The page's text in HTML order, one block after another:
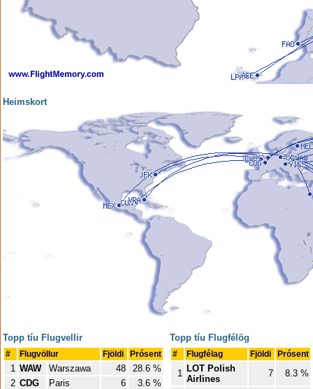
Heimskort
Topp tíu Flugvellir
# Flugvöllur Fjöldi Prósent
1 WAW Warszawa 48
28.6 %
2 CDG Paris 6
3.6 %
Topp tíu Flugfélög
# Flugfélag Fjöldi Prósent
1 LOT Polish
Airlines
7
8.3 %